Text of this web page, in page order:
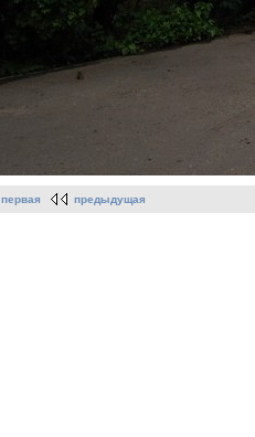
первая предыдущая